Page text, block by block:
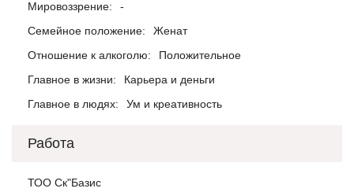
Мировоззрение:
-
Семейное положение:
Женат
Отношение к алкоголю:
Положительное
Главное в жизни:
Карьера и деньги
Главное в людях:
Ум и креативность
Работа
ТОО Ск"Базис